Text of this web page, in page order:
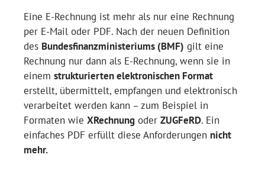
Eine E-Rechnung ist mehr als nur eine Rechnung
per E-Mail oder PDF. Nach der neuen Definition
des Bundesfinanzministeriums (BMF) gilt eine
Rechnung nur dann als E-Rechnung, wenn sie in
einem strukturierten elektronischen Format
erstellt, übermittelt, empfangen und elektronisch
verarbeitet werden kann – zum Beispiel in
Formaten wie XRechnung oder ZUGFeRD. Ein
einfaches PDF erfüllt diese Anforderungen nicht
mehr.